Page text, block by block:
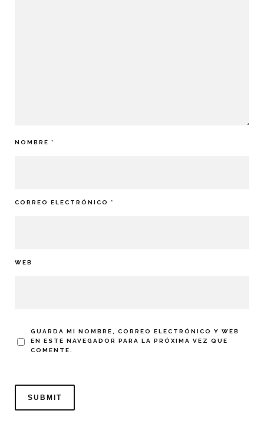
NOMBRE *
CORREO ELECTRÓNICO *
WEB
GUARDA MI NOMBRE, CORREO ELECTRÓNICO Y WEB
EN ESTE NAVEGADOR PARA LA PRÓXIMA VEZ QUE
COMENTE.